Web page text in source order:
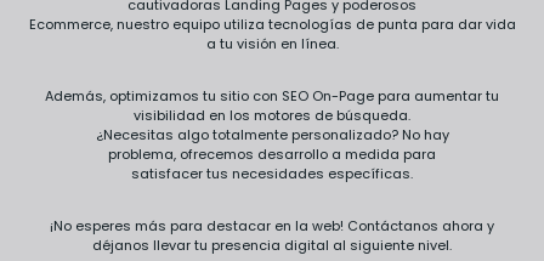
cautivadoras Landing Pages y poderosos
Ecommerce, nuestro equipo utiliza tecnologías de punta para dar vida
a tu visión en línea.
Además, optimizamos tu sitio con SEO On-Page para aumentar tu
visibilidad en los motores de búsqueda.
¿Necesitas algo totalmente personalizado? No hay
problema, ofrecemos desarrollo a medida para
satisfacer tus necesidades específicas.
¡No esperes más para destacar en la web! Contáctanos ahora y
déjanos llevar tu presencia digital al siguiente nivel.